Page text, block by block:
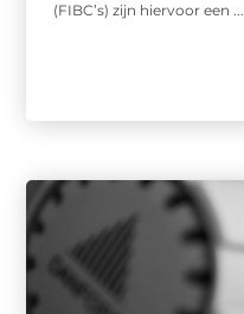
(FIBC’s) zijn hiervoor een ...